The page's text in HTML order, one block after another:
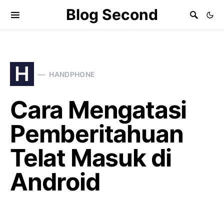
Blog Second
H HANDPHONE
Cara Mengatasi
Pemberitahuan
Telat Masuk di
Android